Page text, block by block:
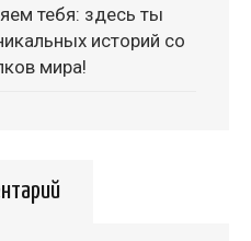
тебя: здесь ты
историй со
мира!